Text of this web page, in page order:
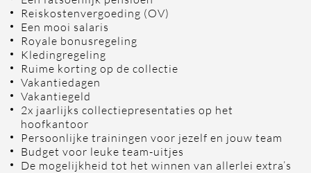
Reiskostenvergoeding (OV)
Een mooi salaris
Royale bonusregeling
Kledingregeling
Ruime korting op de collectie
Vakantiedagen
Vakantiegeld
2x jaarlijks collectiepresentaties op het
hoofkantoor
Persoonlijke trainingen voor jezelf en jouw team
Budget voor leuke team-uitjes
De mogelijkheid tot het winnen van allerlei extra’s